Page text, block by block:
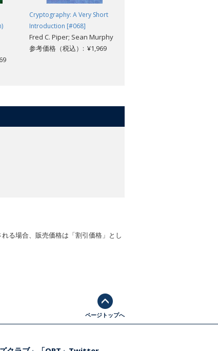
Cryptography: A Very Short
Introduction [#068]
Fred C. Piper; Sean Murphy
参考価格（税込）: ¥1,969
る場合、販売価格は「割引価格」とし
ページトップへ